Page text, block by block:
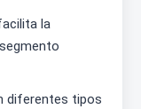
la
diferentes tipos